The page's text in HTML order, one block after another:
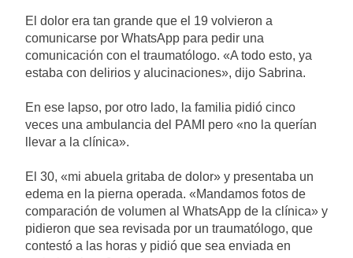
Buenos Aires: mejora el
tiempo y llegan las
temperaturas más bajas de
la semana
1 Día Atrás
Día de San Cayetano: por
qué se celebra cada 7 de
para los argentinos
El Senado aprobó la ley de
propiedad privada, pero el
durante la protesta contra la
Ley de Propiedad Privada:
hubo detenidos y
enfrentamientos
2 Días Atrás
La Fiscalía rechazó el
pedido para suspender el
juicio contra Pity Alvarez
2 Días Atrás
El dolor era tan grande que el 19 volvieron a
comunicarse por WhatsApp para pedir una
comunicación con el traumatólogo. «A todo esto, ya
estaba con delirios y alucinaciones», dijo Sabrina.
En ese lapso, por otro lado, la familia pidió cinco
veces una ambulancia del PAMI pero «no la querían
llevar a la clínica».
El 30, «mi abuela gritaba de dolor» y presentaba un
edema en la pierna operada. «Mandamos fotos de
comparación de volumen al WhatsApp de la clínica» y
pidieron que sea revisada por un traumatólogo, que
contestó a las horas y pidió que sea enviada en